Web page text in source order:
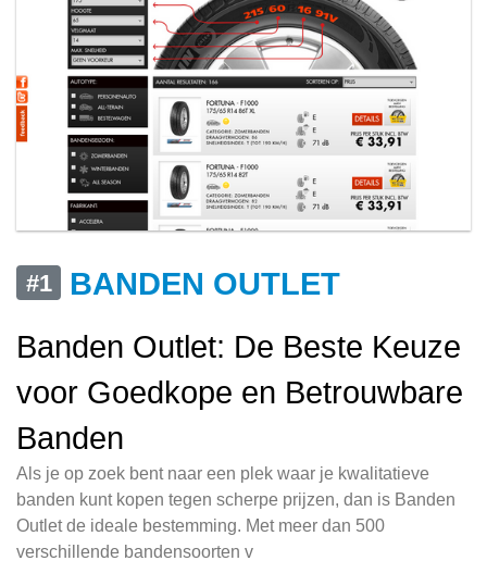
#1
BANDEN OUTLET
Banden Outlet: De Beste Keuze
voor Goedkope en Betrouwbare
Banden
Als je op zoek bent naar een plek waar je kwalitatieve
banden kunt kopen tegen scherpe prijzen, dan is Banden
Outlet de ideale bestemming. Met meer dan 500
verschillende bandensoorten v